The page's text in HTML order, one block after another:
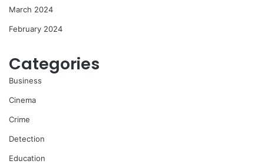
March 2024
February 2024
Categories
Business
Cinema
Crime
Detection
Education